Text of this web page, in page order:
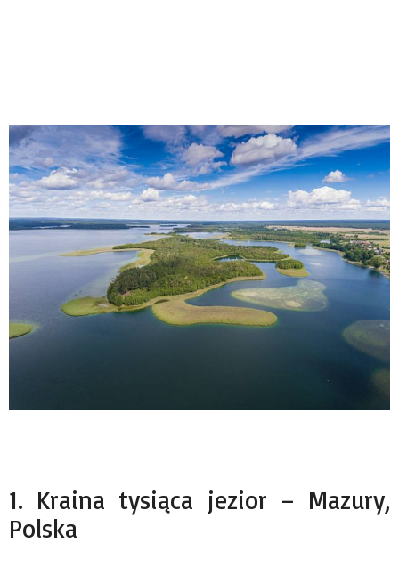
1. Kraina tysiąca jezior – Mazury,
Polska